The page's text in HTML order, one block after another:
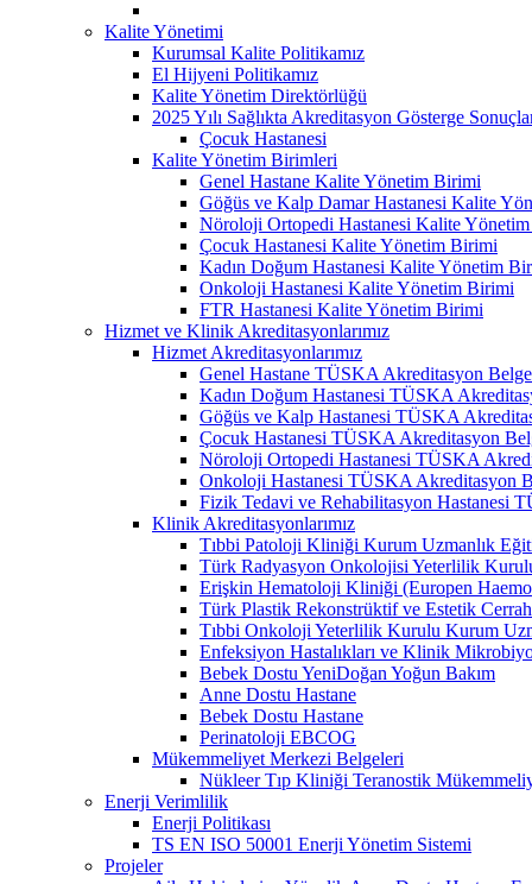
Kalite Yönetimi
Kurumsal Kalite Politikamız
El Hijyeni Politikamız
Kalite Yönetim Direktörlüğü
2025 Yılı Sağlıkta Akreditasyon Gösterge
Çocuk Hastanesi
Kalite Yönetim Birimleri
Genel Hastane Kalite Yönetim Birimi
Göğüs ve Kalp Damar Hastanesi Kalite
Nöroloji Ortopedi Hastanesi Kalite
Çocuk Hastanesi Kalite Yönetim Birimi
Kadın Doğum Hastanesi Kalite Yönetim
Onkoloji Hastanesi Kalite Yönetim Birimi
FTR Hastanesi Kalite Yönetim Birimi
Hizmet ve Klinik Akreditasyonlarımız
Hizmet Akreditasyonlarımız
Genel Hastane TÜSKA Akreditasyon
Kadın Doğum Hastanesi TÜSKA
Göğüs ve Kalp Hastanesi TÜSKA
Çocuk Hastanesi TÜSKA Akreditasyon
Nöroloji Ortopedi Hastanesi TÜSKA
Onkoloji Hastanesi TÜSKA Akreditasyon
Fizik Tedavi ve Rehabilitasyon Hastanesi
Klinik Akreditasyonlarımız
Tıbbi Patoloji Kliniği Kurum Uzmanlık
Türk Radyasyon Onkolojisi Yeterlilik
Erişkin Hematoloji Kliniği (Europen
Türk Plastik Rekonstrüktif ve Estetik
Tıbbi Onkoloji Yeterlilik Kurulu Kurum
Enfeksiyon Hastalıkları ve Klinik
Bebek Dostu YeniDoğan Yoğun Bakım
Anne Dostu Hastane
Bebek Dostu Hastane
Perinatoloji EBCOG
Mükemmeliyet Merkezi Belgeleri
Nükleer Tıp Kliniği Teranostik
Enerji Verimlilik
Enerji Politikası
TS EN ISO 50001 Enerji Yönetim Sistemi
Projeler